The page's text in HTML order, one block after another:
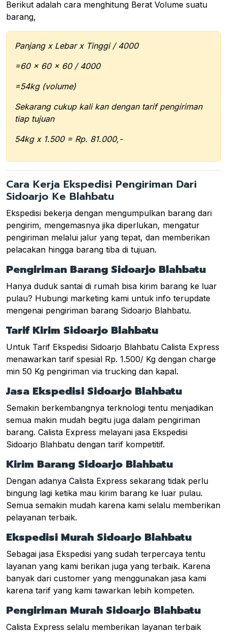
Berikut adalah cara menghitung Berat Volume suatu
barang,
Panjang x Lebar x Tinggi / 4000
=60 x 60 x 60 / 4000
=54kg (volume)
Sekarang cukup kali kan dengan tarif pengiriman
tiap tujuan
54kg x 1.500 = Rp. 81.000,-
Cara Kerja Ekspedisi Pengiriman Dari
Sidoarjo Ke Blahbatu
Ekspedisi bekerja dengan mengumpulkan barang dari
pengirim, mengemasnya jika diperlukan, mengatur
pengiriman melalui jalur yang tepat, dan memberikan
pelacakan hingga barang tiba di tujuan.
Pengiriman Barang Sidoarjo Blahbatu
Hanya duduk santai di rumah bisa kirim barang ke luar
pulau? Hubungi marketing kami untuk info terupdate
mengenai pengiriman barang Sidoarjo Blahbatu.
Tarif Kirim Sidoarjo Blahbatu
Untuk Tarif Ekspedisi Sidoarjo Blahbatu Calista Express
menawarkan tarif spesial Rp. 1.500/ Kg dengan charge
min 50 Kg pengiriman via trucking dan kapal.
Jasa Ekspedisi Sidoarjo Blahbatu
Semakin berkembangnya terknologi tentu menjadikan
semua makin mudah begitu juga dalam pengiriman
barang. Calista Express melayani jasa Ekspedisi
Sidoarjo Blahbatu dengan tarif kompetitif.
Kirim Barang Sidoarjo Blahbatu
Dengan adanya Calista Express sekarang tidak perlu
bingung lagi ketika mau kirim barang ke luar pulau.
Semua semakin mudah karena kami selalu memberikan
pelayanan terbaik.
Ekspedisi Murah Sidoarjo Blahbatu
Sebagai jasa Ekspedisi yang sudah terpercaya tentu
layanan yang kami berikan juga yang terbaik. Karena
banyak dari customer yang menggunakan jasa kami
karena tarif yang kami tawarkan lebih kompeten.
Pengiriman Murah Sidoarjo Blahbatu
Calista Express selalu memberikan layanan terbaik